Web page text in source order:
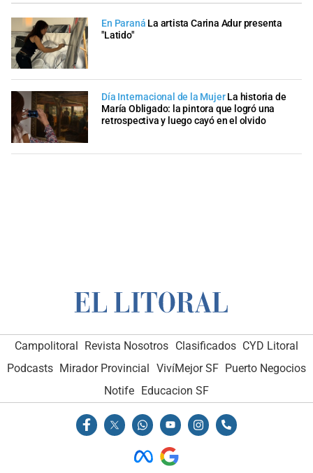
En Paraná La artista Carina Adur presenta
"Latido"
Día Internacional de la Mujer La historia de
María Obligado: la pintora que logró una
retrospectiva y luego cayó en el olvido
Campolitoral Revista Nosotros Clasificados CYD Litoral
Podcasts Mirador Provincial VivíMejor SF Puerto Negocios
Notife
Educacion SF